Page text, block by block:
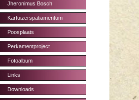
Jheronimus Bosch
Kartuizerspatiamentum
Poosplaats
Perkamentproject
Fotoalbum
Links
Downloads